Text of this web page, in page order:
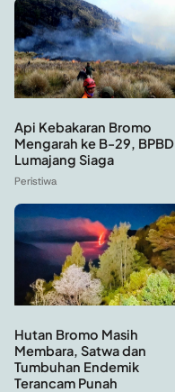
Api Kebakaran Bromo
Mengarah ke B-29, BPBD
Lumajang Siaga
Peristiwa
Hutan Bromo Masih
Membara, Satwa dan
Tumbuhan Endemik
Terancam Punah